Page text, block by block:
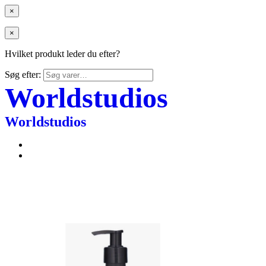
×
×
Hvilket produkt leder du efter?
Søg efter:
Worldstudios
Worldstudios